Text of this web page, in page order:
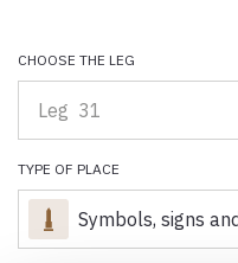
CHOOSE THE LEG
Leg 31
TYPE OF PLACE
Symbols, signs